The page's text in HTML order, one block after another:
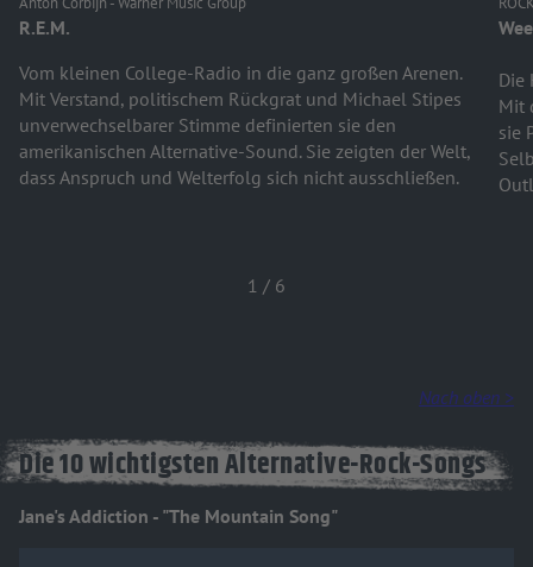
R.E.M.
Vom kleinen College-Radio in die ganz großen Arenen.
Mit Verstand, politischem Rückgrat und Michael Stipes
unverwechselbarer Stimme definierten sie den
amerikanischen Alternative-Sound. Sie zeigten der Welt,
dass Anspruch und Welterfolg sich nicht ausschließen.
Die
Mit
sie
1 / 6
Nach oben >
Die 10 wichtigsten Alternative-Rock-Songs
Jane's Addiction - "The Mountain Song"